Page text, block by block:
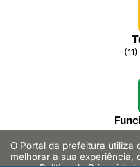
das
O Portal da prefeitura utiliza
melhorar a sua experiência,